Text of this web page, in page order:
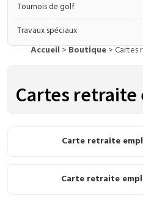
Tournois de golf
Travaux spéciaux
Accueil>Boutique> Cartes
Cartes retraite
Carte retraite
Carte retraite